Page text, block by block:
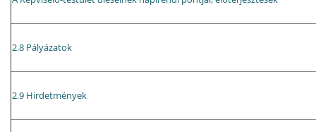
2.8 Pályázatok
2.9 Hirdetmények